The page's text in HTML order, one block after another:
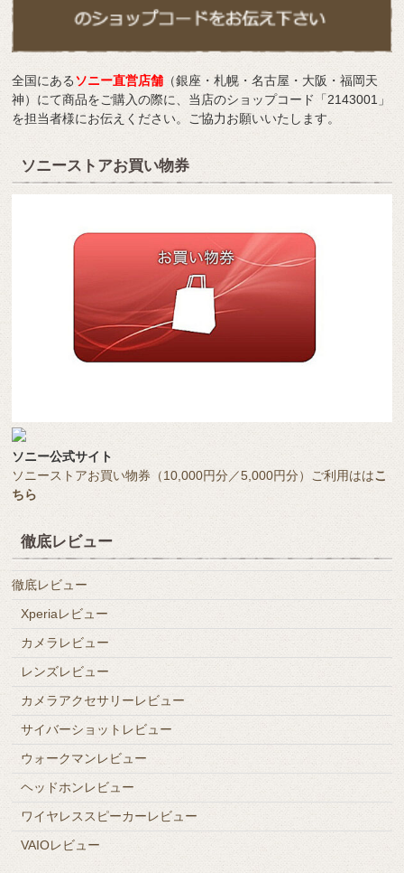
全国にあるソニー直営店舗 （銀座・札幌・名古屋・大阪・福岡天
神）にて商品をご購入の際に、当店のショップコード「2143001」
を担当者様にお伝えください。ご協力お願いいたします。
ソニーストアお買い物券
ソニー公式サイト
ソニーストアお買い物券（10,000円分／5,000円分）ご利用ははこ
ちら
徹底レビュー
徹底レビュー
Xperiaレビュー
カメラレビュー
レンズレビュー
カメラアクセサリーレビュー
サイバーショットレビュー
ウォークマンレビュー
ヘッドホンレビュー
ワイヤレススピーカーレビュー
VAIOレビュー